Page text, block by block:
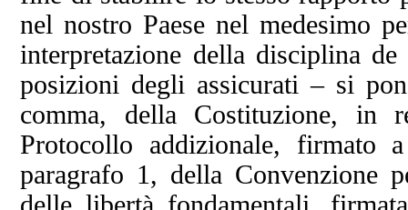
nel nostro Paese nel medesimo
interpretazione della disciplina
posizioni degli assicurati – si
comma, della Costituzione, in
Protocollo addizionale,
paragrafo 1, della Convenzione